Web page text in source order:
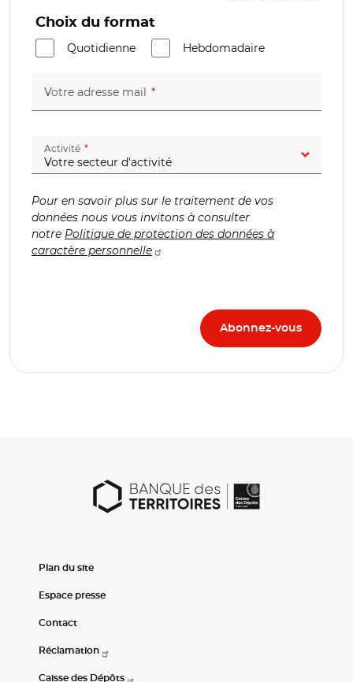
Choix du format
Quotidienne
Hebdomadaire
Votre adresse mail (champ obligatoire)
Activité (champ obligatoire)
Pour en savoir plus sur le traitement de vos
données nous vous invitons à consulter
notre Politique de protection des données à
caractère personnelle
Plan du site
Espace presse
Contact
Réclamation
Caisse des Dépôts